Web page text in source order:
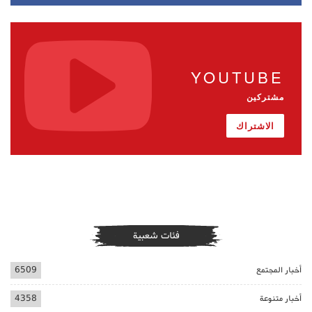
YOUTUBE
مشتركين
الاشتراك
فئات شعبية
أخبار المجتمع 6509
أخبار متنوعة 4358